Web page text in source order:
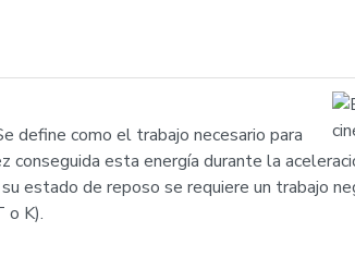
define como el trabajo necesario para
conseguida esta energía durante la
estado de reposo se requiere un trabajo
o K).